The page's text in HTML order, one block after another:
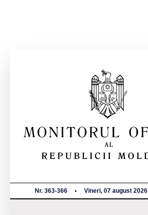
Nr. 363-366 Vineri, 07 august 2026